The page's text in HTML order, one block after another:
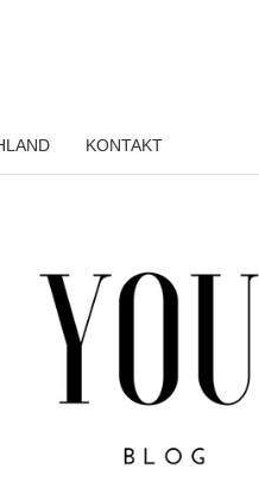
KONTAKT